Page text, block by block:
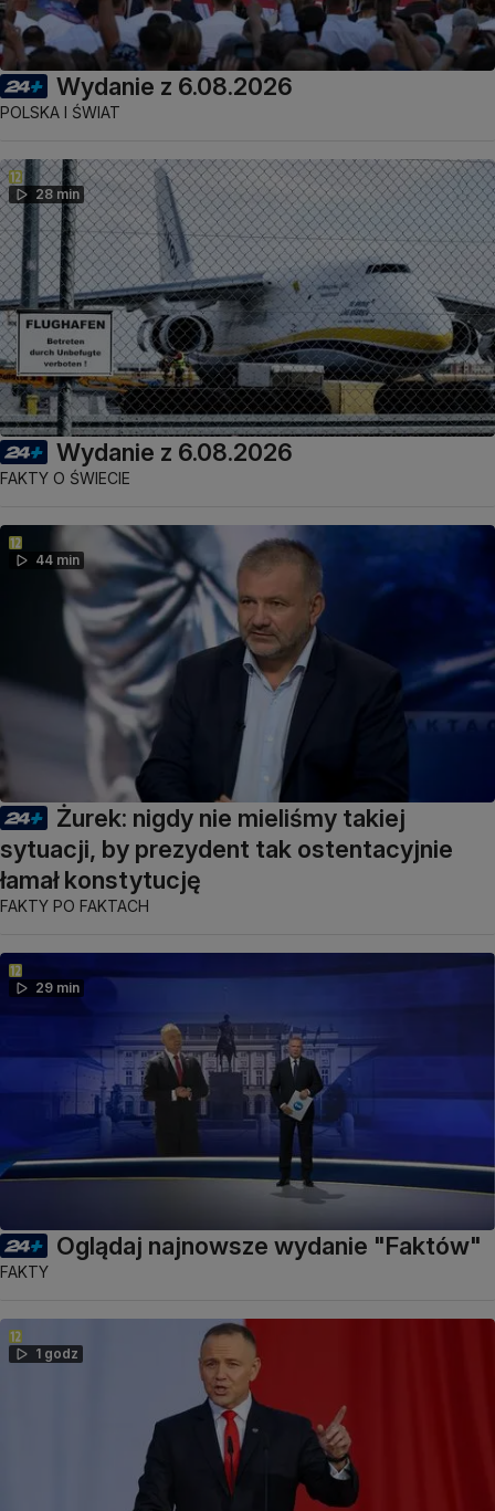
Wydanie z 6.08.2026
POLSKA I ŚWIAT
28 min
Wydanie z 6.08.2026
FAKTY O ŚWIECIE
44 min
Żurek: nigdy nie mieliśmy takiej
sytuacji, by prezydent tak ostentacyjnie
łamał konstytucję
FAKTY PO FAKTACH
29 min
Oglądaj najnowsze wydanie "Faktów"
FAKTY
1 godz